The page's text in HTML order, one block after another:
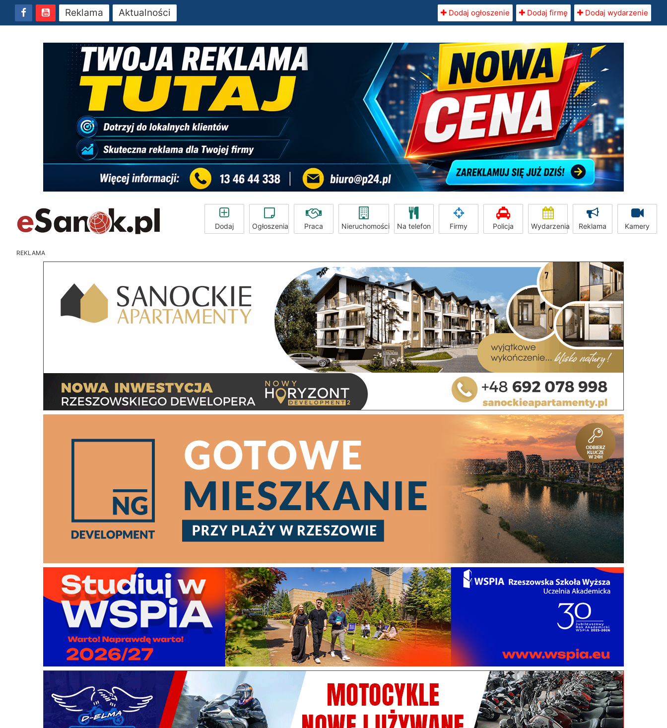
Reklama Aktualności Dodaj ogłoszenie Dodaj firmę Dodaj wydarzenie
Dodaj Ogłoszenia Praca Nieruchomości Na telefon Firmy Policja Wydarzenia Reklama Kamery
REKLAMA